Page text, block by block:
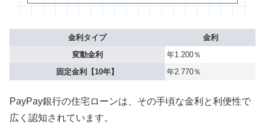
金利タイプ
金利
変動金利
年1.200％
固定金利【10年】
年2.770％
PayPay銀行の住宅ローンは、その手頃な金利と利便性で
広く認知されています。